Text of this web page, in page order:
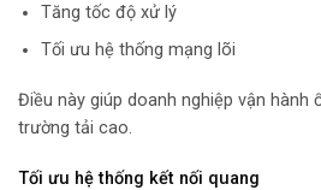
Tăng tốc độ xử lý
Tối ưu hệ thống mạng lõi
Điều này giúp doanh nghiệp vận hành
trường tải cao.
Tối ưu hệ thống kết nối quang